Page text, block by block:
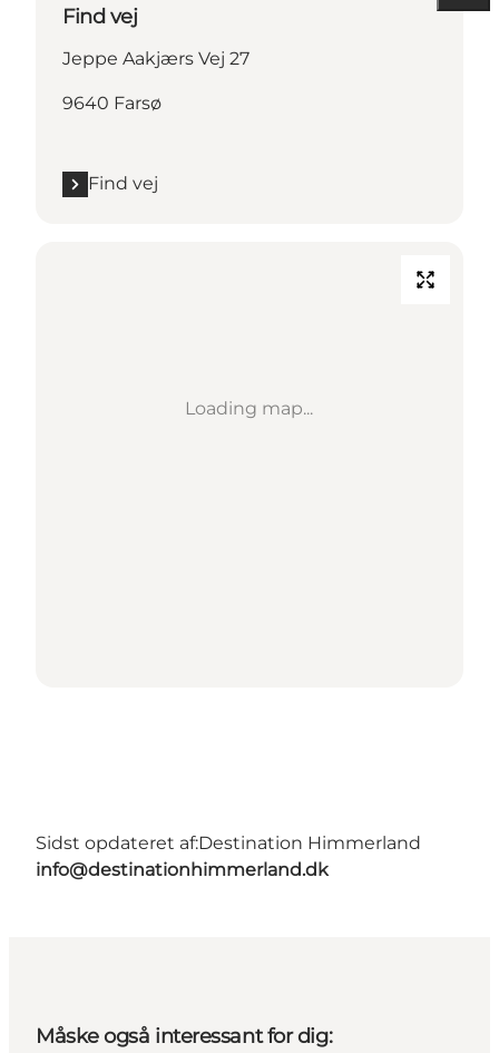
Find vej
Jeppe Aakjærs Vej 27
9640 Farsø
Find vej
Loading map...
Sidst opdateret af:Destination Himmerland
info@destinationhimmerland.dk
Måske også interessant for dig: